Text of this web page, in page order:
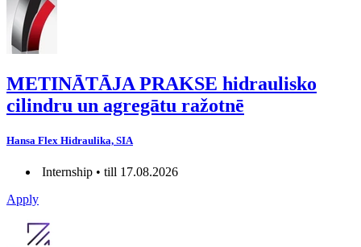
METINĀTĀJA PRAKSE hidraulisko
cilindru un agregātu ražotnē
Hansa Flex Hidraulika, SIA
Internship • till 17.08.2026
Apply